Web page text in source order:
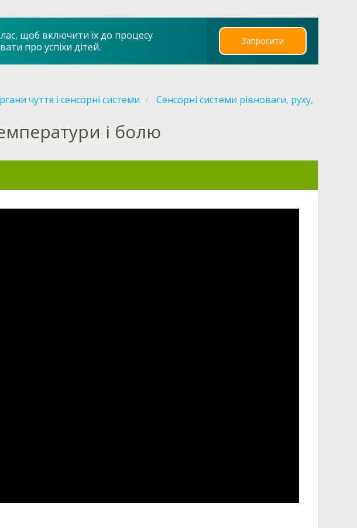
щоб включити їх до процесу
про успіхи дітей.
Запросити
чуття і сенсорні системи
Сенсорні системи рівноваги, руху,
і болю